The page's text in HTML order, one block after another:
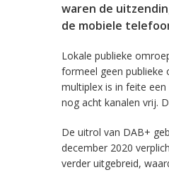
waren de
de mobiele
Lokale publieke
formeel geen publieke
multiplex is in feite
nog acht kanalen vrij.
De uitrol van DAB+
december 2020
verder uitgebreid,